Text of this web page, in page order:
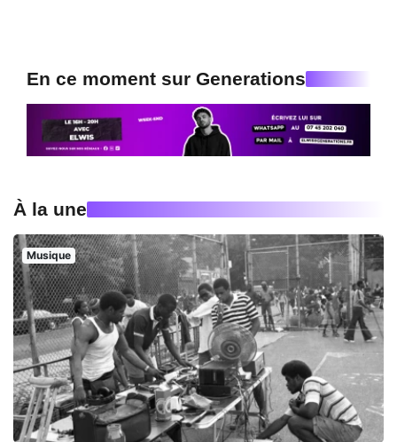
En ce moment sur Generations
À la une
Musique